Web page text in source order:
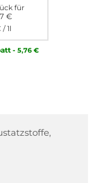
für
€
/ 1l
-5,76 €